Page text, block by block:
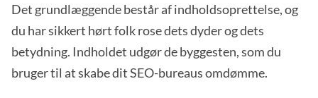
Det grundlæggende består af indholdsoprettelse, og
du har sikkert hørt folk rose dets dyder og dets
betydning. Indholdet udgør de byggesten, som du
bruger til at skabe dit SEO-bureaus omdømme.